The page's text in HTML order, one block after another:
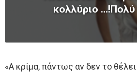
κολλύριο …!Πολύ
«Α κρίμα, πάντως αν δεν το